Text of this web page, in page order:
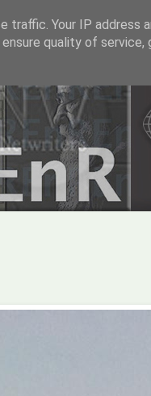
traffic. Your IP address
quality of service,